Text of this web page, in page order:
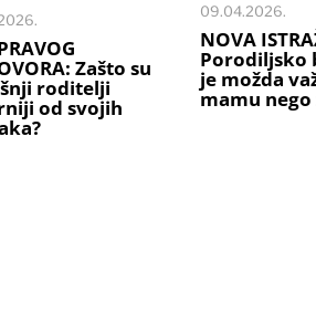
Zašto su
roditelji
od svojih
09.04.2026.
NOVA
Porodiljsko
je možda
mamu nego